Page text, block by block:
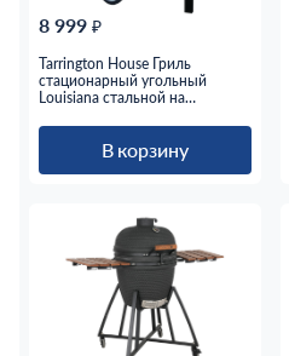
8 999 ₽
Tarrington House Гриль
стационарный угольный
Louisiana стальной на
115 x 74 x 98.5см
В корзину